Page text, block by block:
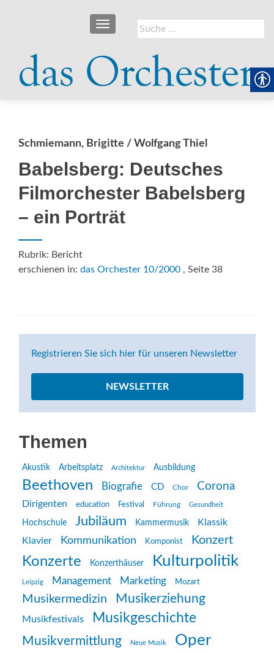
Suche
nach:
SCHALTE NAVIGATION
Schmiemann, Brigitte / Wolfgang Thiel
Babelsberg: Deutsches
Filmorchester Babelsberg
– ein Porträt
Rubrik: Bericht
erschienen in: das Orchester 10/2000 , Seite 38
Registrieren Sie sich hier für unseren Newsletter
NEWSLETTER
Themen
Akustik Arbeitsplatz Architektur Ausbildung
Beethoven Biografie CD Chor Corona
Dirigenten education Festival Führung Gesundheit
Hochschule Jubiläum Kammermusik
Klassik
Klavier
Kommunikation Komponist Konzert
Konzerte Konzerthäuser Kulturpolitik
Leipzig Management Marketing Mozart
Musikermedizin Musikerziehung
Musikfestivals Musikgeschichte
Musikvermittlung Neue Musik Oper